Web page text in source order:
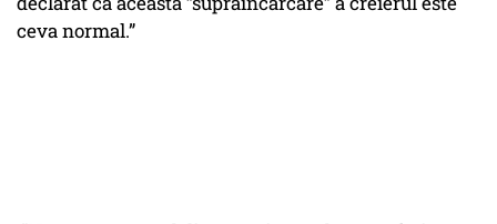
ceva normal.”